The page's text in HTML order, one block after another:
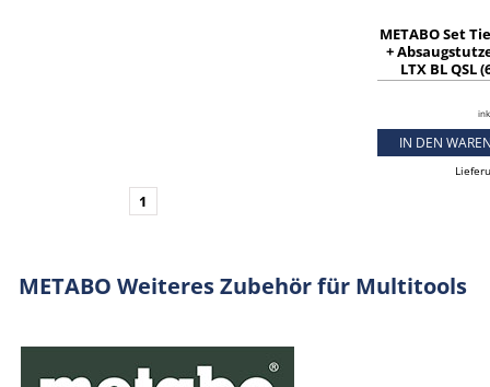
METABO Set
+
LTX BL QSL
IN DEN
1
METABO Weiteres Zubehör für Multitools